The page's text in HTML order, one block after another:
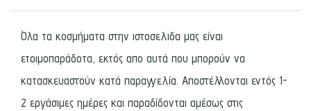
Όλα τα κοσμήματα στην ιστοσελιδα μας είναι
ετοιμοπαράδοτα, εκτός απο αυτά που μπορούν να
κατασκευαστούν κατά παραγγελία. Αποστέλλονται εντός 1-
2 εργάσιμες ημέρες και παραδίδονται αμέσως στις